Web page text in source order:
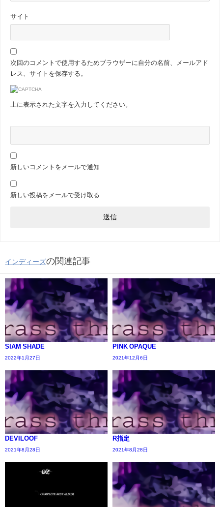
サイト
次回のコメントで使用するためブラウザーに自分の名前、メールアド
レス、サイトを保存する。
上に表示された文字を入力してください。
新しいコメントをメールで通知
新しい投稿をメールで受け取る
インディーズの関連記事
SIAM SHADE
2022年1月27日
PINK OPAQUE
2021年12月6日
DEVILOOF
2021年8月28日
R指定
2021年8月28日